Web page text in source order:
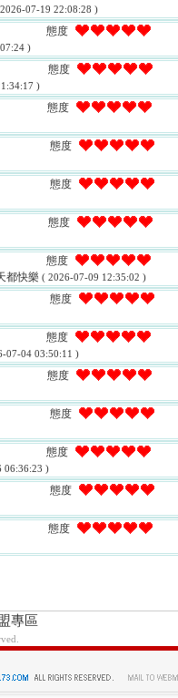
07-19 22:08:28 )
態度
)
態度
)
態度
態度
態度
態度
態度
都快樂 ( 2026-07-09 12:35:02 )
態度
態度
07-04 03:50:11 )
態度
態度
態度
06:36:23 )
態度
態度
專區